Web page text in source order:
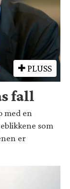
PLUSS
fall
med en
som
er